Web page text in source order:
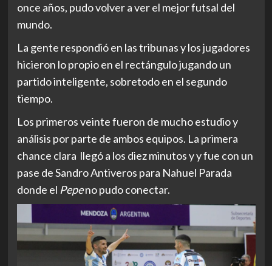
once años, pudo volver a ver el mejor futsal del
mundo.
La gente respondió en las tribunas y los jugadores
hicieron lo propio en el rectángulo jugando un
partido inteligente, sobretodo en el segundo
tiempo.
Los primeros veinte fueron de mucho estudio y
análisis por parte de ambos equipos. La primera
chance clara llegó a los diez minutos y y fue con un
pase de Sandro Antiveros para Nahuel Parada
donde el Pepeno pudo conectar.